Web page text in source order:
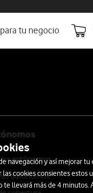
tu negocio
autónomos
autónomos
navegación y así mejorar tu
cookies consientes estos
llevará más de 4 minutos.